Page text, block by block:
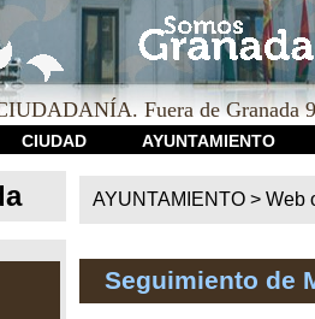
Fuera de Granada
CIUDAD AYUNTAMIENTO
AYUNTAMIENTO > Web
Seguimiento de